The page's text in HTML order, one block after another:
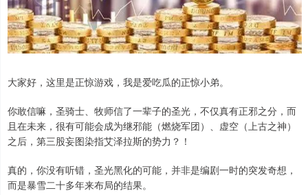
大家好，这里是正惊游戏，我是爱吃瓜的正惊小弟。
你敢信嘛，圣骑士、牧师信了一辈子的圣光，不仅真有正邪之分，而
且在未来，很有可能会成为继邪能（燃烧军团）、虚空（上古之神）
之后，第三股妄图染指艾泽拉斯的势力？！
真的，你没有听错，圣光黑化的可能，并非是编剧一时的突发奇想，
而是暴雪二十多年来布局的结果。